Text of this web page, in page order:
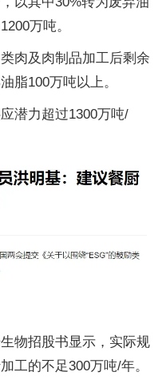
万吨。
肉及肉制品加工后剩余
脂100万吨以上。
潜力超过1300万吨/
物招股书显示，实际规
工的不足300万吨/年。